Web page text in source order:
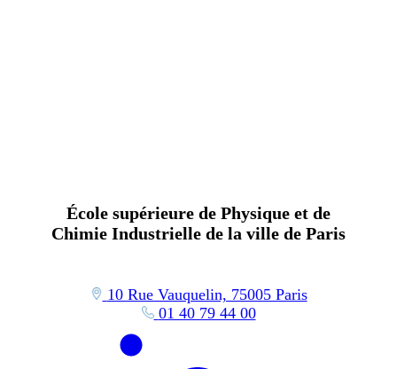
École supérieure de Physique et de
Chimie Industrielle de la ville de Paris
10 Rue Vauquelin, 75005 Paris
01 40 79 44 00